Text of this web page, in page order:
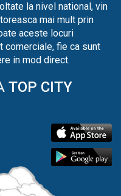
la nivel national, vin
mai mult prin
aceste locuri
comerciale, fie ca sunt
in mod direct.
TOP CITY